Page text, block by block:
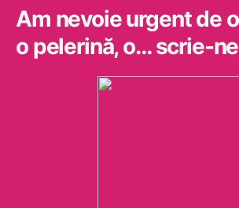
Am nevoie urgent de
o pelerină, o… scrie-